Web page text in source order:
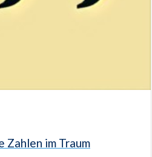
Zahlen im Traum